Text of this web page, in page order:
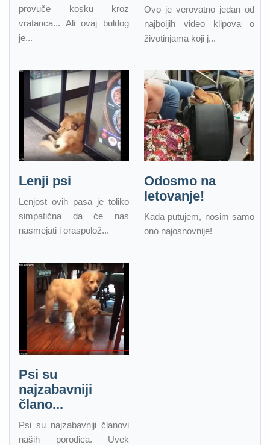
provuče kosku kroz
vratanca... Ali ovaj buldog
je...
Ovo je verovatno jedan od
najboljih video klipova o
životinjama koji j...
Lenji psi
Lenjost ovih pasa je toliko
simpatična da će nas
nasmejati i oraspolož...
Odosmo na
letovanje!
Kada putujem, nosim samo
ono najosnovnije!
Psi su
najzabavniji
člano...
Psi su najzabavniji članovi
naših porodica. Uvek